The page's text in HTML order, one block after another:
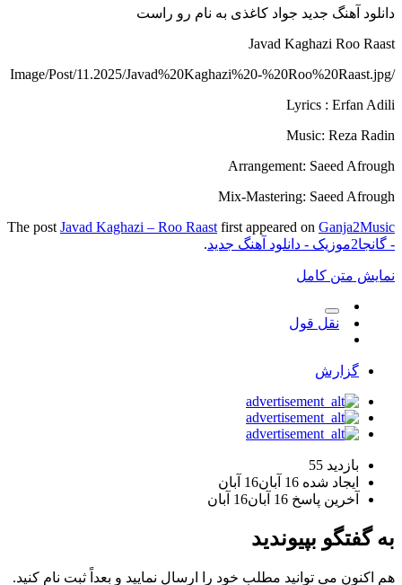
دانلود آهنگ جدید جواد کاغذی به نام رو راست
Javad Kaghazi Roo Raast
/Image/Post/11.2025/Javad%20Kaghazi%20-%20Roo%20Raast.jpg
Lyrics : Erfan Adili
Music: Reza Radin
Arrangement: Saeed Afrough
Mix-Mastering: Saeed Afrough
The post Javad Kaghazi – Roo Raast first appeared on Ganja2Music
- گانجا2موزیک - دانلود آهنگ جدید
.
نمایش متن کامل
نقل قول
گزارش
بازدید 55
ایجاد شده 16 آبان
16 آبان
آخرین پاسخ 16 آبان 16 آبان
به گفتگو بپیوندید
هم اکنون می توانید مطلب خود را ارسال نمایید و بعداً ثبت نام کنید.